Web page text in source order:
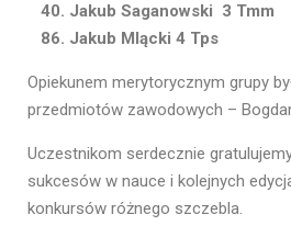
40. Jakub Saganowski 3 Tmm
86. Jakub Mlącki 4 Tps
Opiekunem merytorycznym grupy
przedmiotów zawodowych –
Uczestnikom serdecznie
sukcesów w nauce i kolejnych
konkursów różnego szczebla.